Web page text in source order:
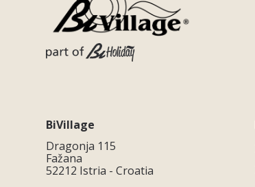
BiVillage
Dragonja 115
Fažana
52212 Istria - Croatia